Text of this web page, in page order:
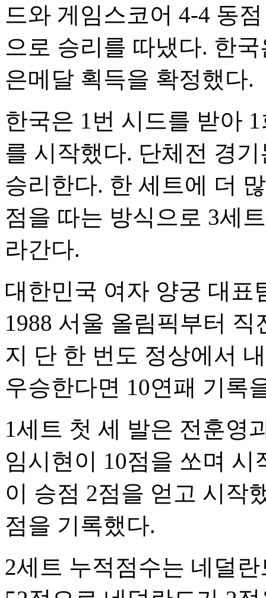
드와 게임스코어 4-4 동
으로 승리를 따냈다. 한
은메달 획득을 확정했다.
한국은 1번 시드를 받아
를 시작했다. 단체전 경
승리한다. 한 세트에 더
점을 따는 방식으로 3세
라간다.
대한민국 여자 양궁 대표
1988 서울 올림픽부터
지 단 한 번도 정상에서
우승한다면 10연패 기록
1세트 첫 세 발은 전훈영
임시현이 10점을 쏘며
이 승점 2점을 얻고 시작
점을 기록했다.
2세트 누적점수는 네덜